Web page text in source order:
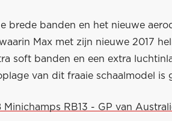
brede banden en het nieuwe
Max met zijn nieuwe 2017
soft banden en een extra
van dit fraaie schaalmodel is
Minichamps RB13 - GP van